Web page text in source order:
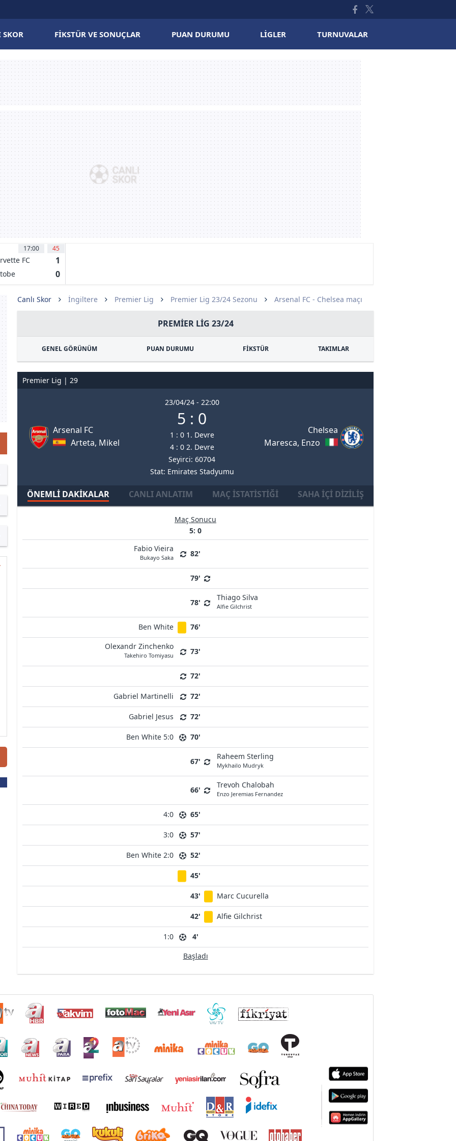
SKOR FIKSTÜR VE SONUÇLAR PUAN DURUMU LIGLER TURNUVALAR
17:00 45
FC
1
0
Canlı Skor İngiltere Premier Lig Premier Lig 23/24 Sezonu Arsenal FC - Chelsea maçı
PREMIER LIG 23/24
GENEL GÖRÜNÜM PUAN DURUMU FİKSTÜR TAKIMLAR
Premier Lig | 29
Arsenal FC
Arteta, Mikel
23/04/24 - 22:00
5 : 0
1 : 0 1. Devre
4 : 0 2. Devre
Seyirci: 60704
Stat: Emirates Stadyumu
Chelsea
Maresca, Enzo
ÖNEMLI DAKIKALAR CANLI ANLATIM MAÇ İSTATISTIĞI SAHA İÇI DIZILIŞ
Maç Sonucu
5: 0
Fabio Vieira
Bukayo Saka 82'
79'
78'
Thiago Silva
Alfie Gilchrist
Ben White
76'
Olexandr Zinchenko
Takehiro Tomiyasu 73'
72'
Gabriel Martinelli 72'
Gabriel Jesus 72'
Ben White 5:0 70'
67'
Raheem Sterling
Mykhailo Mudryk
66'
Trevoh Chalobah
Enzo Jeremias Fernandez
4:0 65'
3:0 57'
Ben White 2:0 52'
45'
43' Marc Cucurella
42' Alfie Gilchrist
1:0
4'
Başladı